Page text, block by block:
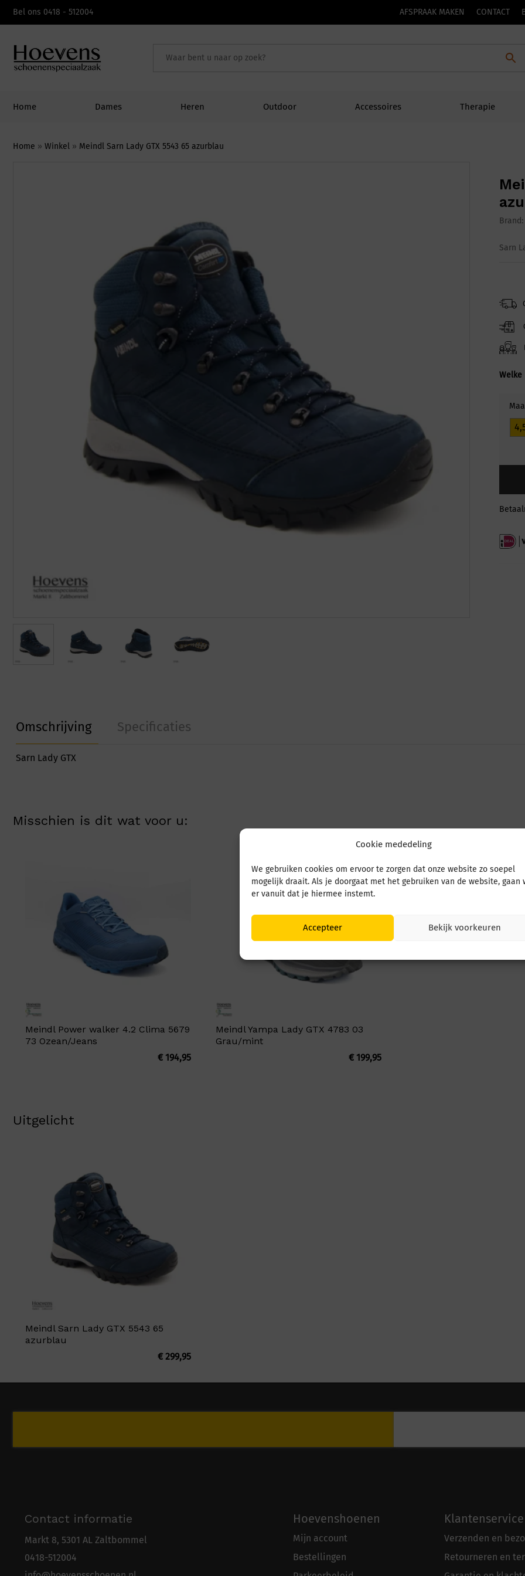
Cookie mededeling
We gebruiken cookies om ervoor te zorgen dat onze website zo soepel
mogelijk draait. Als je doorgaat met het gebruiken van de website, gaan
er vanuit dat je hiermee instemt.
Accepteer Bekijk voorkeuren
Bel ons 0418 - 512004 AFSPRAAK MAKEN CONTACT
Home Dames Heren Outdoor Accessoires Therapie
Home » Winkel » Meindl Sarn Lady GTX 5543 65 azurblau
Brand:
Sarn
Omschrijving Specificaties
Sarn Lady GTX
Misschien is dit wat voor u:
Meindl Power walker 4.2 Clima 5679
73 Ozean/Jeans
€194,95
Meindl Yampa Lady GTX 4783 03
Grau/mint
€199,95
Uitgelicht
Meindl Sarn Lady GTX 5543 65
azurblau
€299,95
Contact informatie
Markt 8, 5301 AL Zaltbommel
0418-512004
Hoevenshoenen
Mijn account
Bestellingen
Klantenservice
Verzenden en
Retourneren en